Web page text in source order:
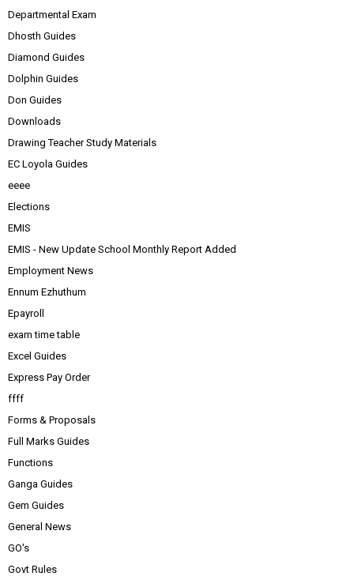
Departmental Exam
Dhosth Guides
Diamond Guides
Dolphin Guides
Don Guides
Downloads
Drawing Teacher Study Materials
EC Loyola Guides
eeee
Elections
EMIS
EMIS - New Update School Monthly Report Added
Employment News
Ennum Ezhuthum
Epayroll
exam time table
Excel Guides
Express Pay Order
ffff
Forms & Proposals
Full Marks Guides
Functions
Ganga Guides
Gem Guides
General News
GO's
Govt Rules